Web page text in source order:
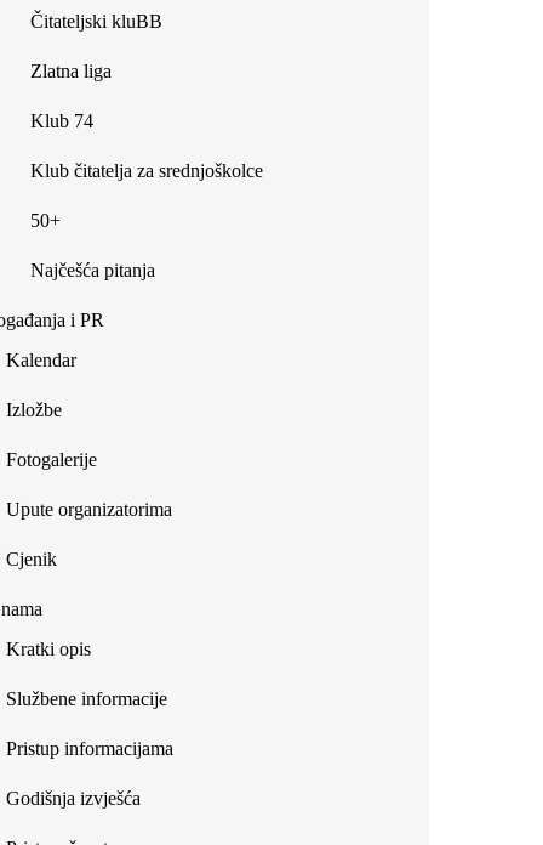
Čitateljski kluBB
Zlatna liga
Klub 74
Klub čitatelja za srednjoškolce
50+
Najčešća pitanja
i PR
Kalendar
Izložbe
Fotogalerije
Upute organizatorima
Cjenik
Kratki opis
Službene informacije
Pristup informacijama
Godišnja izvješća